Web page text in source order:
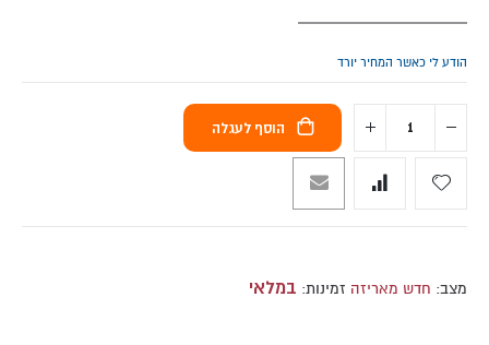
הודע לי כאשר המחיר יורד
הוסף לעגלה
מצב: חדש מאריזה זמינות: במלאי